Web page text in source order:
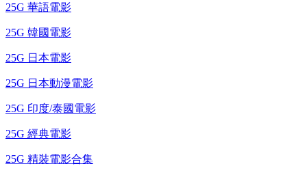
25G 華語電影
25G 韓國電影
25G 日本電影
25G 日本動漫電影
25G 印度/泰國電影
25G 經典電影
25G 精裝電影合集